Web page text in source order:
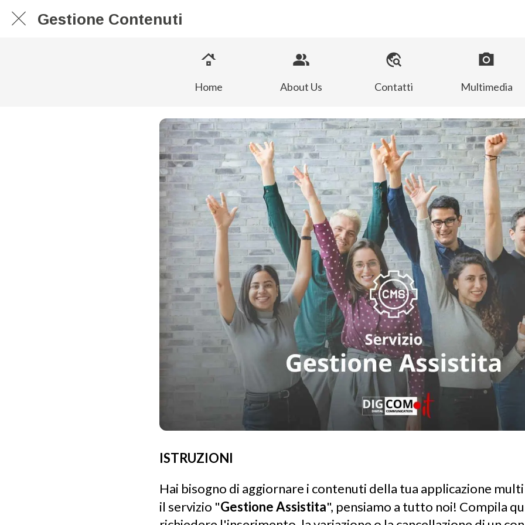
Gestione Contenuti
Home About Us Contatti Multimedia
ISTRUZIONI
Hai bisogno di aggiornare i contenuti della tua applicazione
il servizio "Gestione Assistita", pensiamo a tutto noi! Compila